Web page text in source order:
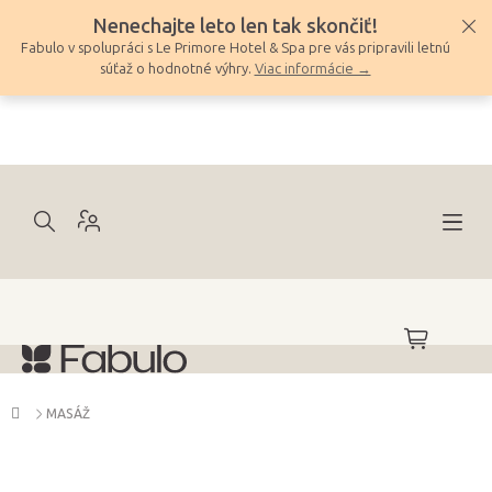
obsah
Nenechajte leto len tak skončiť!
Fabulo v spolupráci s Le Primore Hotel & Spa pre vás pripravili letnú
súťaž o hodnotné výhry. Viac informácie →
NÁKUPNÝ
KOŠÍK
Domov
MASÁŽ